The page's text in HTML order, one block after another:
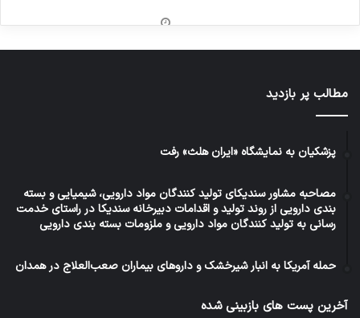
مطالب پر بازدید
پزشکیان به نمایشگاه «ایران هلث» رفت
مصاحبه مشاور سندیکای تولید کنندگان مواد دارویی، شیمیایی و بسته
بندی دارویی از روند تولید و اقدامات دبیرخانه سندیکا در راستای خدمت
رسانی به تولید کنندگان مواد دارویی و ملزومات بسته بندی دارویی
حمله آمریکا به انبار شیرخشک و داروهای بیماران صعب‌العلاج در همدان
آخرین پست های بازبینی شده